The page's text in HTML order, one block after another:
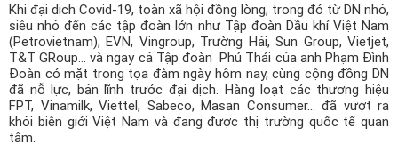
Khi đại dịch Covid-19, toàn xã hội đồng lòng, trong đó từ DN nhỏ,
siêu nhỏ đến các tập đoàn lớn như Tập đoàn Dầu khí Việt Nam
(Petrovietnam), EVN, Vingroup, Trường Hải, Sun Group, Vietjet,
T&T GRoup... và ngay cả Tập đoàn Phú Thái của anh Phạm Đình
Đoàn có mặt trong tọa đàm ngày hôm nay, cùng cộng đồng DN
đã nỗ lực, bản lĩnh trước đại dịch. Hàng loạt các thương hiệu
FPT, Vinamilk, Viettel, Sabeco, Masan Consumer… đã vượt ra
khỏi biên giới Việt Nam và đang được thị trường quốc tế quan
tâm.